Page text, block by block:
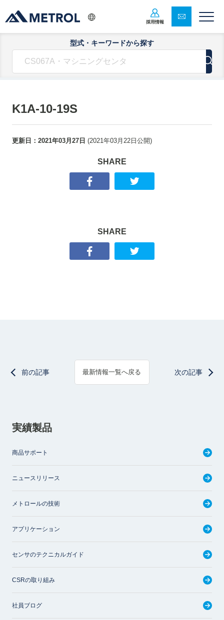
採用情報
型式・キーワードから探す
K1A-10-19S
更新日： 2021年03月27日 (2021年03月22日 公開)
SHARE
SHARE
前の記事 最新情報一覧へ戻る 次の記事
実績製品
商品サポート
ニュースリリース
メトロールの技術
アプリケーション
センサのテクニカルガイド
CSRの取り組み
社員ブログ